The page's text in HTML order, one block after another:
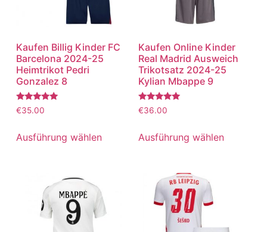
Kaufen Billig Kinder FC
Barcelona 2024-25
Heimtrikot Pedri
Gonzalez 8
Bewertet
mit
von 5
€35.00
Ausführung wählen
Kaufen Online Kinder
Real Madrid Ausweich
Trikotsatz 2024-25
Kylian Mbappe 9
Bewertet
mit
von 5
€36.00
Ausführung wählen